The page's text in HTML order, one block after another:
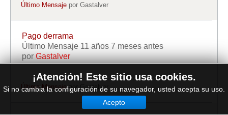
¡Atención! Este sitio usa cookies.
Si no cambia la configuración de su navegador, usted acepta su uso.
Acepto
Último Mensaje porGastalver
Pago derrama
Último Mensaje 11 años 7 meses antes
porGastalver
Último MensajeporGastalver